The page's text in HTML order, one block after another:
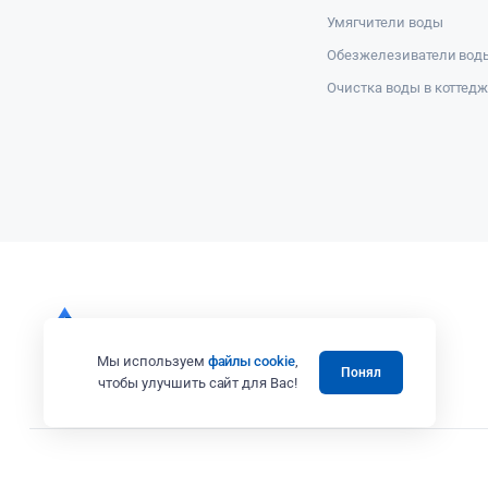
Умягчители воды
Обезжелезиватели
Очистка воды в
Мы используем файлы cookie,
чтобы улучшить сайт для Вас!
Понял